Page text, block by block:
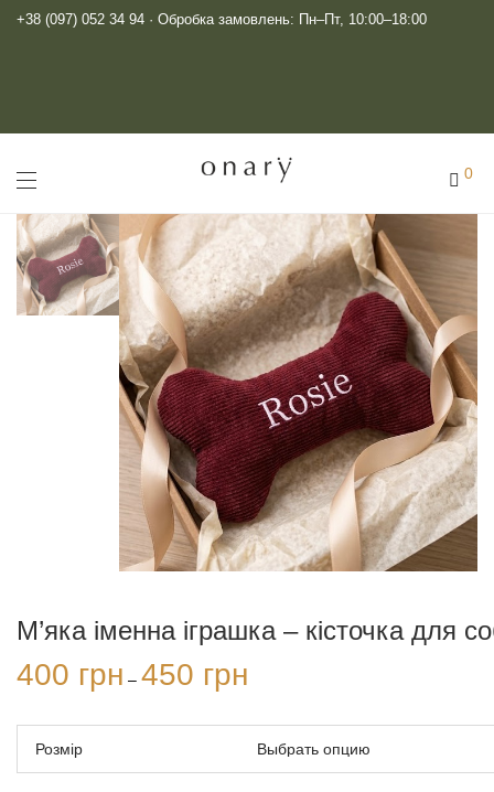
+38 (097) 052 34 94 · Обробка замовлень: Пн–Пт, 10:00–18:00
0
М’яка іменна іграшка – кісточка для
400 грн – 450 грн
450 грн
Розмір